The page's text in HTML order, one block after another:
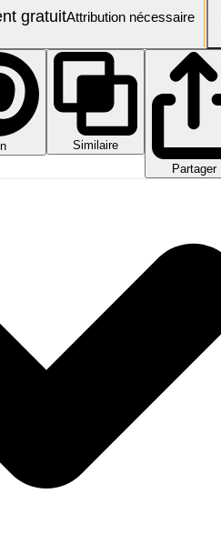
gratuitAttribution nécessaire
Similaire
Partager